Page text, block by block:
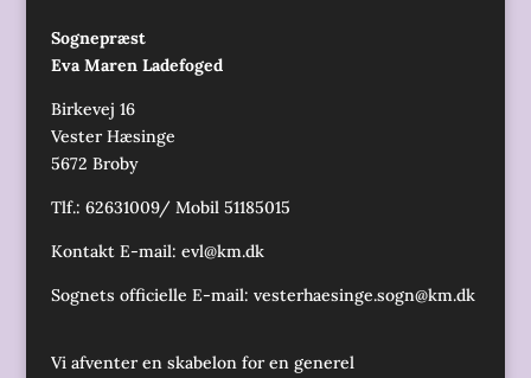
Sognepræst
Eva Maren Ladefoged
Birkevej 16
Vester Hæsinge
5672 Broby
Tlf.: 62631009/ Mobil 51185015
Kontakt E-mail: evl@km.dk
Sognets officielle E-mail: vesterhaesinge.sogn@km.dk
Vi afventer en skabelon for en generel